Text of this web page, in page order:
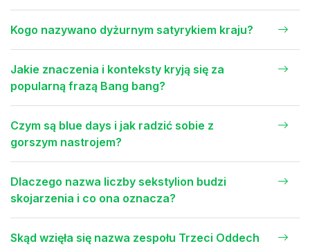
Kogo nazywano dyżurnym satyrykiem kraju?
Jakie znaczenia i konteksty kryją się za
popularną frazą Bang bang?
Czym są blue days i jak radzić sobie z
gorszym nastrojem?
Dlaczego nazwa liczby sekstylion budzi
skojarzenia i co ona oznacza?
Skąd wzięła się nazwa zespołu Trzeci Oddech